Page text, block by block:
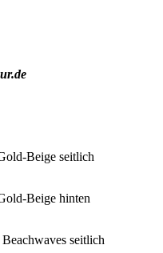
Beige seitlich
Beige hinten
seitlich